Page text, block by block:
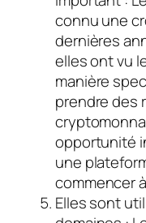
connu une
dernières
elles ont vu
manière
prendre des
opportunité
une
commencer
Elles sont